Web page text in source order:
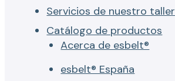
Servicios de nuestro taller
Catálogo de productos
Acerca de esbelt®
esbelt® España